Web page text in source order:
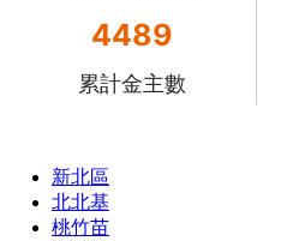
4489
累計金主數